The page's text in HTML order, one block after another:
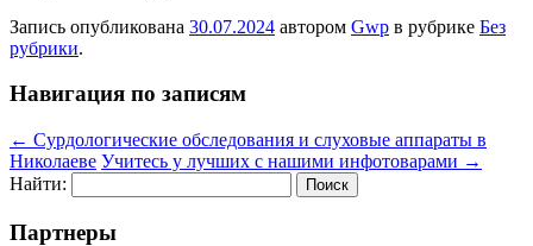
Запись опубликована 30.07.2024 автором Gwp в рубрике Без
рубрики.
Навигация по записям
← Сурдологические обследования и слуховые аппараты в
Николаеве Учитесь у лучших с нашими инфотоварами →
Найти:
Партнеры